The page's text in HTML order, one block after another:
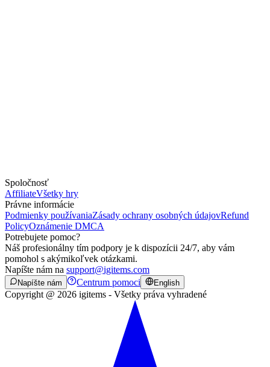
Spoločnosť
AffiliateVšetky hry
Právne informácie
Podmienky používaniaZásady ochrany osobných údajovRefund
PolicyOznámenie DMCA
Potrebujete pomoc?
Náš profesionálny tím podpory je k dispozícii 24/7, aby vám
pomohol s akýmikoľvek otázkami.
Napíšte nám na support@igitems.com
Napíšte nám Centrum pomoci English
Copyright @ 2026 igitems - Všetky práva vyhradené